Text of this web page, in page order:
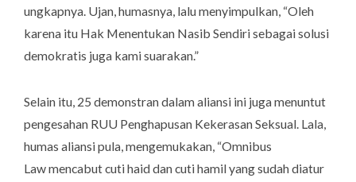
ungkapnya. Ujan, humasnya, lalu menyimpulkan, “Oleh
karena itu Hak Menentukan Nasib Sendiri sebagai solusi
demokratis juga kami suarakan.”
Selain itu, 25 demonstran dalam aliansi ini juga menuntut
pengesahan RUU Penghapusan Kekerasan Seksual. Lala,
humas aliansi pula, mengemukakan, “Omnibus
Lawmencabut cuti haid dan cuti hamil yang sudah diatur